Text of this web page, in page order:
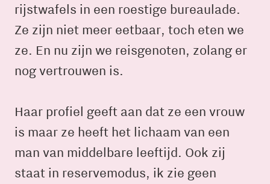
rijstwafels in een roestige bureaulade.
Ze zijn niet meer eetbaar, toch eten we
ze. En nu zijn we reisgenoten, zolang er
nog vertrouwen is.
Haar profiel geeft aan dat ze een vrouw
is maar ze heeft het lichaam van een
man van middelbare leeftijd. Ook zij
staat in reservemodus, ik zie geen